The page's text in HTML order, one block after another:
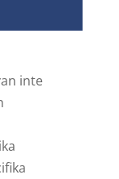
inte